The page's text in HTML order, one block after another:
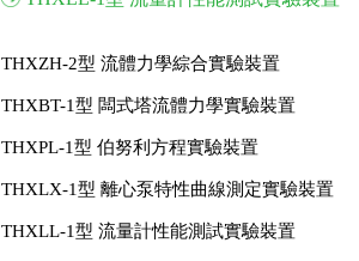
THXZH-2型 流體力學綜合實驗裝置
THXBT-1型 闆式塔流體力學實驗裝置
THXPL-1型 伯努利方程實驗裝置
THXLX-1型 離心泵特性曲線測定實驗裝置
THXLL-1型 流量計性能測試實驗裝置